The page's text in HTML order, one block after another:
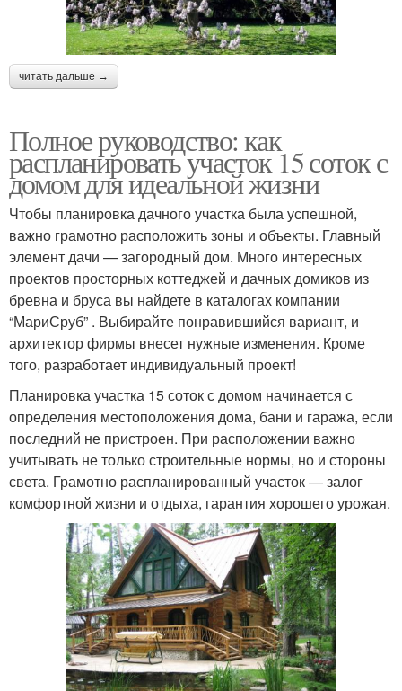
читать дальше →
Полное руководство: как
распланировать участок 15 соток с
домом для идеальной жизни
Чтобы планировка дачного участка была успешной,
важно грамотно расположить зоны и объекты. Главный
элемент дачи — загородный дом. Много интересных
проектов просторных коттеджей и дачных домиков из
бревна и бруса вы найдете в каталогах компании
“МариСруб” . Выбирайте понравившийся вариант, и
архитектор фирмы внесет нужные изменения. Кроме
того, разработает индивидуальный проект!
Планировка участка 15 соток с домом начинается с
определения местоположения дома, бани и гаража, если
последний не пристроен. При расположении важно
учитывать не только строительные нормы, но и стороны
света. Грамотно распланированный участок — залог
комфортной жизни и отдыха, гарантия хорошего урожая.